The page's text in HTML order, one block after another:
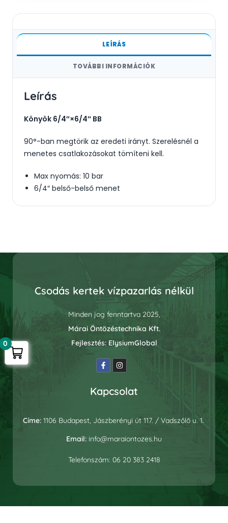
LEÍRÁS
TOVÁBBI INFORMÁCIÓK
Leírás
Könyök 6/4″×6/4″ BB
90°-ban megtörik az eredeti irányt. Szerelésnél a
menetes csatlakozásokat tömíteni kell.
Max nyomás: 10 bar
6/4″ belső-belső menet
Csodás kertek vízpazarlás nélkül
Minden jog fenntartva 2025,
Márai Öntözéstechnika Kft.
Fejlesztés: ElysiumGlobal
Kapcsolat
Címe: 1106 Budapest, Jászberényi út 117. / Vadszőlő u. 1.
Email: info@maraiontozes.hu
Telefonszám: 06 20 383 2418
0